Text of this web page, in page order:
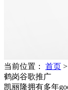
当前位置： 首页 >
鹤岗谷歌推广
凯丽隆拥有多年